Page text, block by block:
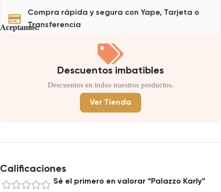
Compra rápida y segura con Yape, Tarjeta o
Transferencia
Aceptamos:
Descuentos imbatibles
Descuentos en todos nuestros productos.
Ver Tienda
Calificaciones
Sé el primero en valorar “Palazzo Karly”